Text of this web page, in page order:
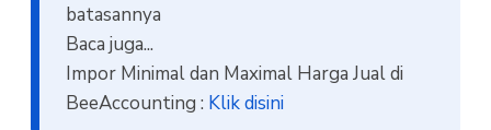
batasannya
Baca juga...
Impor Minimal dan Maximal Harga Jual di
BeeAccounting : Klik disini